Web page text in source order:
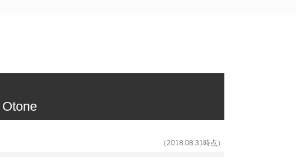
ル
（2018.08.31時点）